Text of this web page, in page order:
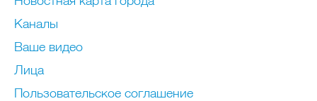
Каналы
Ваше видео
Лица
Пользовательское соглашение